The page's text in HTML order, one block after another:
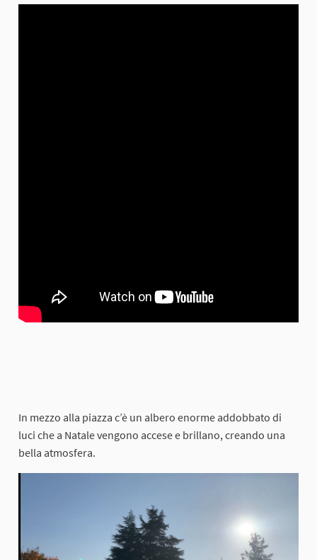
In mezzo alla piazza c’è un albero enorme addobbato di
luci che a Natale vengono accese e brillano, creando una
bella atmosfera.